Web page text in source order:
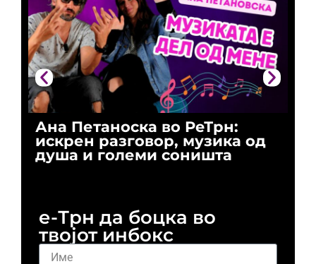
Ана Петаноска во РеТрн:
искрен разговор, музика од
душа и големи соништа
е-Трн да боцка во
твојот инбокс